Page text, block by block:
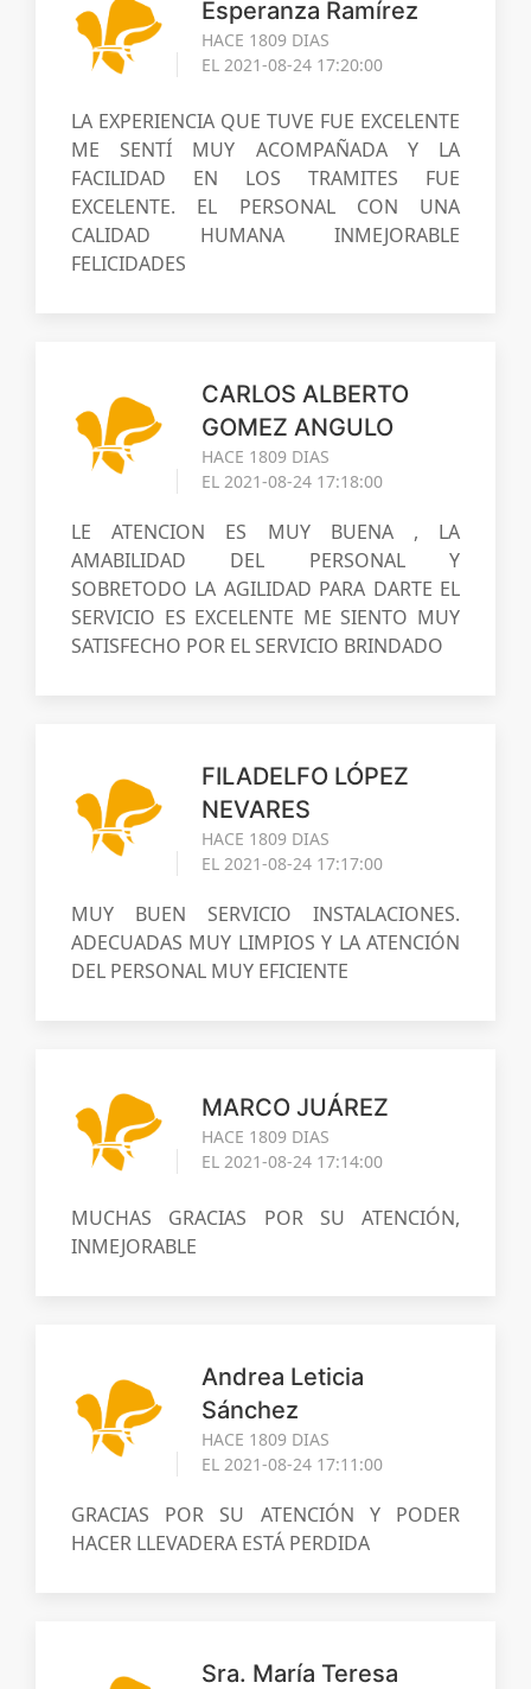
Esperanza Ramírez
HACE 1809 DIAS
EL 2021-08-24 17:20:00
LA EXPERIENCIA QUE TUVE FUE EXCELENTE
ME SENTÍ MUY ACOMPAÑADA Y LA
FACILIDAD EN LOS TRAMITES FUE
EXCELENTE. EL PERSONAL CON UNA
CALIDAD HUMANA INMEJORABLE
FELICIDADES
CARLOS ALBERTO
GOMEZ ANGULO
HACE 1809 DIAS
EL 2021-08-24 17:18:00
LE ATENCION ES MUY BUENA , LA
AMABILIDAD DEL PERSONAL Y
SOBRETODO LA AGILIDAD PARA DARTE EL
SERVICIO ES EXCELENTE ME SIENTO MUY
SATISFECHO POR EL SERVICIO BRINDADO
FILADELFO LÓPEZ
NEVARES
HACE 1809 DIAS
EL 2021-08-24 17:17:00
MUY BUEN SERVICIO INSTALACIONES.
ADECUADAS MUY LIMPIOS Y LA ATENCIÓN
DEL PERSONAL MUY EFICIENTE
MARCO JUÁREZ
HACE 1809 DIAS
EL 2021-08-24 17:14:00
MUCHAS GRACIAS POR SU ATENCIÓN,
INMEJORABLE
Andrea Leticia
Sánchez
HACE 1809 DIAS
EL 2021-08-24 17:11:00
GRACIAS POR SU ATENCIÓN Y PODER
HACER LLEVADERA ESTÁ PERDIDA
Sra. María Teresa